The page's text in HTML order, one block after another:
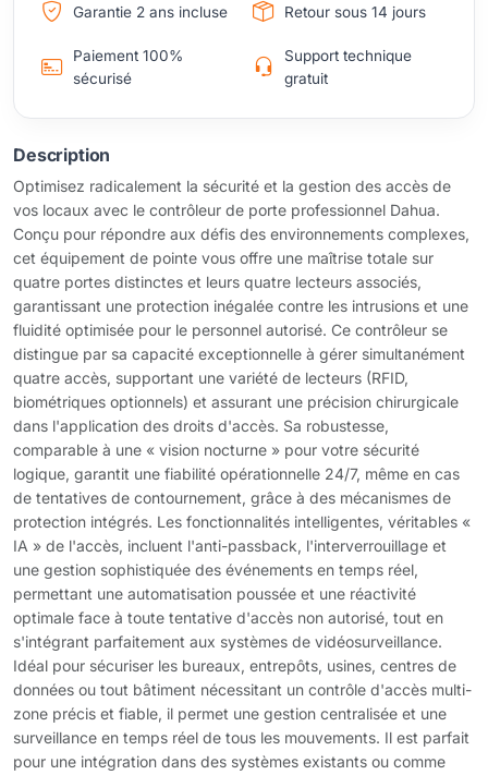
Garantie 2 ans incluse Retour sous 14 jours
Paiement 100%
sécurisé
Support technique
gratuit
Description
Optimisez radicalement la sécurité et la gestion des accès de
vos locaux avec le contrôleur de porte professionnel Dahua.
Conçu pour répondre aux défis des environnements complexes,
cet équipement de pointe vous offre une maîtrise totale sur
quatre portes distinctes et leurs quatre lecteurs associés,
garantissant une protection inégalée contre les intrusions et une
fluidité optimisée pour le personnel autorisé. Ce contrôleur se
distingue par sa capacité exceptionnelle à gérer simultanément
quatre accès, supportant une variété de lecteurs (RFID,
biométriques optionnels) et assurant une précision chirurgicale
dans l'application des droits d'accès. Sa robustesse,
comparable à une « vision nocturne » pour votre sécurité
logique, garantit une fiabilité opérationnelle 24/7, même en cas
de tentatives de contournement, grâce à des mécanismes de
protection intégrés. Les fonctionnalités intelligentes, véritables «
IA » de l'accès, incluent l'anti-passback, l'interverrouillage et
une gestion sophistiquée des événements en temps réel,
permettant une automatisation poussée et une réactivité
optimale face à toute tentative d'accès non autorisé, tout en
s'intégrant parfaitement aux systèmes de vidéosurveillance.
Idéal pour sécuriser les bureaux, entrepôts, usines, centres de
données ou tout bâtiment nécessitant un contrôle d'accès multi-
zone précis et fiable, il permet une gestion centralisée et une
surveillance en temps réel de tous les mouvements. Il est parfait
pour une intégration dans des systèmes existants ou comme